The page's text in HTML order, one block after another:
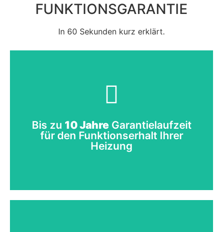
FUNKTIONS­GARANTIE
In 60 Sekunden kurz erklärt.
Bis zu 10 JahreGarantielaufzeit
für den Funktionserhalt Ihrer
Heizung
Profitieren Sie von einer 10-jährigen
Funktionsgarantie auf Ihr Heizungssystem. Wir
decken alle wesentlichen Komponenten ab - nur bei
150€ an.